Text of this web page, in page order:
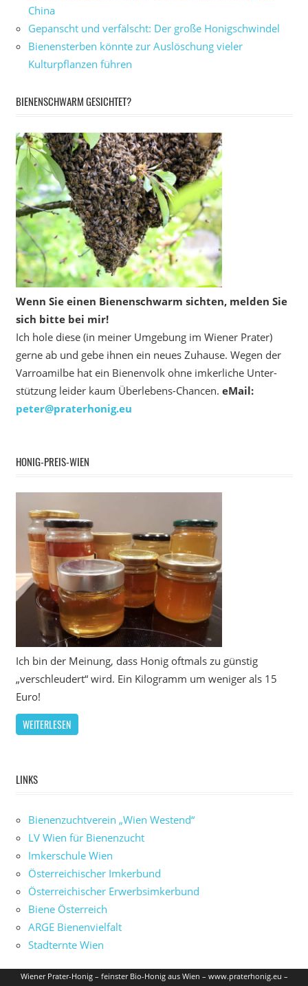
China
Gepanscht und verfälscht: Der große Honigschwindel
Bienensterben könnte zur Auslöschung vieler
Kulturpflanzen führen
BIENENSCHWARM GESICHTET?
Wenn Sie einen Bienenschwarm sichten, melden Sie
sich bitte bei mir!
Ich hole diese (in meiner Umgebung im Wiener Prater)
gerne ab und gebe ihnen ein neues Zuhause. Wegen der
Varroamilbe hat ein Bienenvolk ohne imkerliche Unter­
stützung leider kaum Überlebens-Chancen. eMail:
peter@praterhonig.eu
HONIG-PREIS-WIEN
Ich bin der Meinung, dass Honig oftmals zu günstig
„verschleudert“ wird. Ein Kilogramm um weniger als 15
Euro!
WEITERLESEN
LINKS
Bienenzuchtverein „Wien Westend“
LV Wien für Bienenzucht
Imkerschule Wien
Österreichischer Imkerbund
Österreichischer Erwerbsimkerbund
Biene Österreich
ARGE Bienenvielfalt
Stadternte Wien
Wiener Prater-Honig – feinster Bio-Honig aus Wien – www.praterhonig.eu –